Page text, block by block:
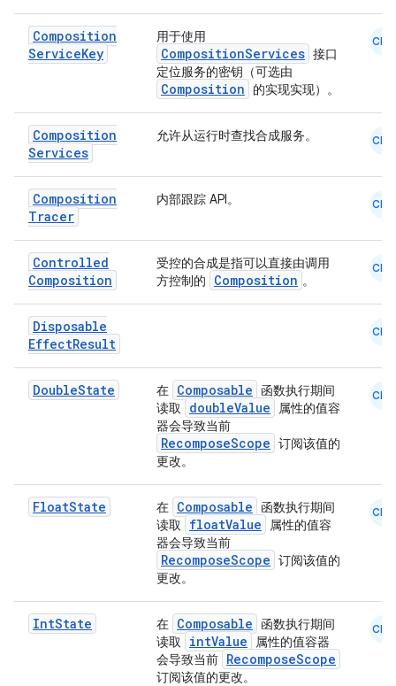
Composition
ServiceKey
用于使用
CompositionServices 接口
定位服务的密钥（可选由
Composition 的实现实现）。
CMN
Composition
Services
允许从运行时查找合成服务。 CMN
Composition
Tracer
内部跟踪 API。 CMN
Controlled
Composition
受控的合成是指可以直接由调用
方控制的
Composition 。
CMN
Disposable
EffectResult
CMN
DoubleState 在 Composable
函数执行期间
读取
doubleValue
属性的值容
器会导致当前
RecomposeScope 订阅该值的
更改。
CMN
FloatState 在 Composable
函数执行期间
读取
floatValue
属性的值容
器会导致当前
RecomposeScope 订阅该值的
更改。
CMN
IntState 在 Composable
函数执行期间
读取
intValue
属性的值容器
会导致当前 RecomposeScope
订阅该值的更改。
CMN